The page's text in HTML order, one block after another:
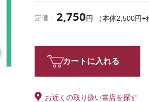
定価 2,750円 （本体2,500円+
カートに入れる
お近くの取り扱い書店を探す